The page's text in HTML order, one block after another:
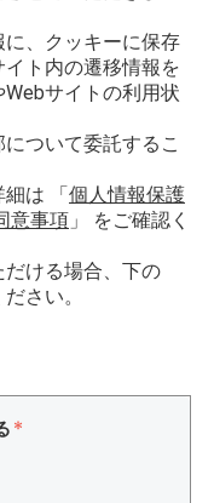
、クッキーに保存
ト内の遷移情報を
サイトの利用状
ついて委託するこ
は 「個人情報保護
意事項 」 をご確認く
ける場合、下の
さい。